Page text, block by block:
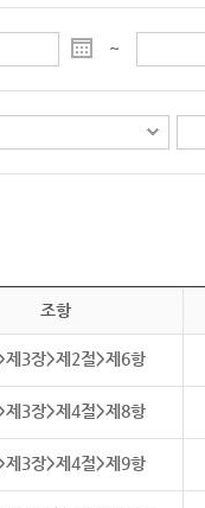
~
조항
제3장>제2절>제6항
제3장>제4절>제8항
제3장>제4절>제9항